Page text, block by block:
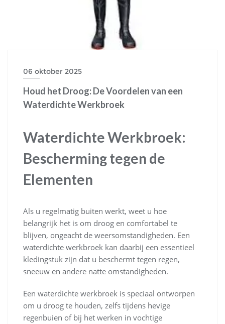
06 oktober 2025
Houd het Droog: De Voordelen van een
Waterdichte Werkbroek
Waterdichte Werkbroek:
Bescherming tegen de
Elementen
Als u regelmatig buiten werkt, weet u hoe
belangrijk het is om droog en comfortabel te
blijven, ongeacht de weersomstandigheden. Een
waterdichte werkbroek kan daarbij een essentieel
kledingstuk zijn dat u beschermt tegen regen,
sneeuw en andere natte omstandigheden.
Een waterdichte werkbroek is speciaal ontworpen
om u droog te houden, zelfs tijdens hevige
regenbuien of bij het werken in vochtige